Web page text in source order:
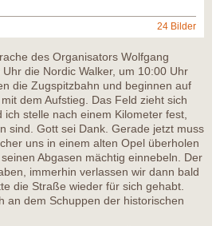
24 Bilder
des Organisators Wolfgang
die Nordic Walker, um 10:00 Uhr
die Zugspitzbahn und beginnen auf
dem Aufstieg. Das Feld zieht sich
stelle nach einem Kilometer fest,
sind. Gott sei Dank. Gerade jetzt muss
uns in einem alten Opel überholen
Abgasen mächtig einnebeln. Der
immerhin verlassen wir dann bald
die Straße wieder für sich gehabt.
an dem Schuppen der historischen